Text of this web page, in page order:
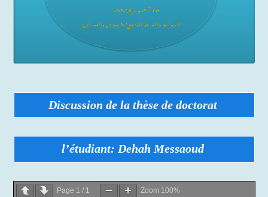
Discussion de la thèse de doctorat
l’étudiant: Dehah Messaoud
Page 1 / 1 Zoom 100%